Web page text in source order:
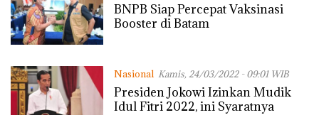
BNPB Siap Percepat Vaksinasi
Booster di Batam
Nasional Kamis, 24/03/2022 - 09:01 WIB
Presiden Jokowi Izinkan Mudik
Idul Fitri 2022, ini Syaratnya